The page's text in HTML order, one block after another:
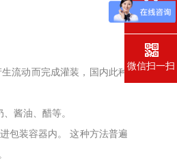
流动而完成灌装，国内此种
、酱油、醋等。
包装容器内。 这种方法普遍
在线交流
微信扫一扫